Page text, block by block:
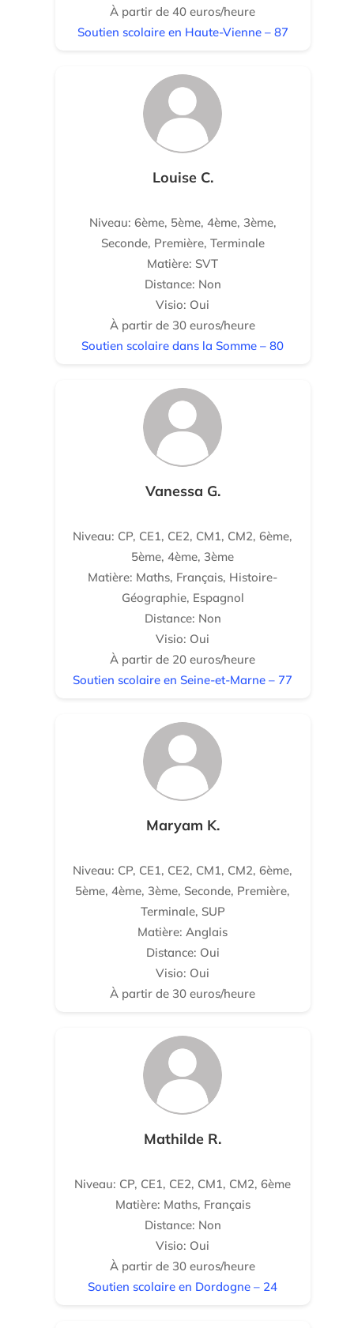
À partir de 40 euros/heure
Soutien scolaire en Haute-Vienne – 87
Louise C.
Niveau: 6ème, 5ème, 4ème, 3ème,
Seconde, Première, Terminale
Matière: SVT
Distance: Non
Visio: Oui
À partir de 30 euros/heure
Soutien scolaire dans la Somme – 80
Vanessa G.
Niveau: CP, CE1, CE2, CM1, CM2, 6ème,
5ème, 4ème, 3ème
Matière: Maths, Français, Histoire-
Géographie, Espagnol
Distance: Non
Visio: Oui
À partir de 20 euros/heure
Soutien scolaire en Seine-et-Marne – 77
Maryam K.
Niveau: CP, CE1, CE2, CM1, CM2, 6ème,
5ème, 4ème, 3ème, Seconde, Première,
Terminale, SUP
Matière: Anglais
Distance: Oui
Visio: Oui
À partir de 30 euros/heure
Mathilde R.
Niveau: CP, CE1, CE2, CM1, CM2, 6ème
Matière: Maths, Français
Distance: Non
Visio: Oui
À partir de 30 euros/heure
Soutien scolaire en Dordogne – 24